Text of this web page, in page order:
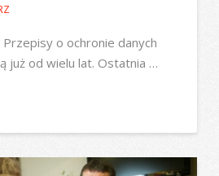
o ochronie danych
już od wielu lat. Ostatnia …